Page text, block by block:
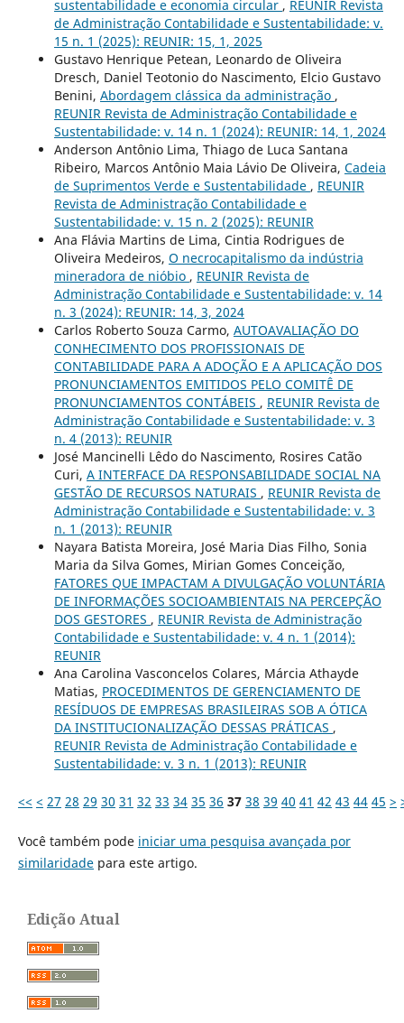
sustentabilidade e economia circular , REUNIR Revista
de Administração Contabilidade e Sustentabilidade: v.
15 n. 1 (2025): REUNIR: 15, 1, 2025
Gustavo Henrique Petean, Leonardo de Oliveira
Dresch, Daniel Teotonio do Nascimento, Elcio Gustavo
Benini, Abordagem clássica da administração ,
REUNIR Revista de Administração Contabilidade e
Sustentabilidade: v. 14 n. 1 (2024): REUNIR: 14, 1, 2024
Anderson Antônio Lima, Thiago de Luca Santana
Ribeiro, Marcos Antônio Maia Lávio De Oliveira, Cadeia
de Suprimentos Verde e Sustentabilidade , REUNIR
Revista de Administração Contabilidade e
Sustentabilidade: v. 15 n. 2 (2025): REUNIR
Ana Flávia Martins de Lima, Cintia Rodrigues de
Oliveira Medeiros, O necrocapitalismo da indústria
mineradora de nióbio , REUNIR Revista de
Administração Contabilidade e Sustentabilidade: v. 14
n. 3 (2024): REUNIR: 14, 3, 2024
Carlos Roberto Souza Carmo, AUTOAVALIAÇÃO DO
CONHECIMENTO DOS PROFISSIONAIS DE
CONTABILIDADE PARA A ADOÇÃO E A APLICAÇÃO DOS
PRONUNCIAMENTOS EMITIDOS PELO COMITÊ DE
PRONUNCIAMENTOS CONTÁBEIS , REUNIR Revista de
Administração Contabilidade e Sustentabilidade: v. 3
n. 4 (2013): REUNIR
José Mancinelli Lêdo do Nascimento, Rosires Catão
Curi, A INTERFACE DA RESPONSABILIDADE SOCIAL NA
GESTÃO DE RECURSOS NATURAIS , REUNIR Revista de
Administração Contabilidade e Sustentabilidade: v. 3
n. 1 (2013): REUNIR
Nayara Batista Moreira, José Maria Dias Filho, Sonia
Maria da Silva Gomes, Mirian Gomes Conceição,
FATORES QUE IMPACTAM A DIVULGAÇÃO VOLUNTÁRIA
DE INFORMAÇÕES SOCIOAMBIENTAIS NA PERCEPÇÃO
DOS GESTORES , REUNIR Revista de Administração
Contabilidade e Sustentabilidade: v. 4 n. 1 (2014):
REUNIR
Ana Carolina Vasconcelos Colares, Márcia Athayde
Matias, PROCEDIMENTOS DE GERENCIAMENTO DE
RESÍDUOS DE EMPRESAS BRASILEIRAS SOB A ÓTICA
DA INSTITUCIONALIZAÇÃO DESSAS PRÁTICAS ,
REUNIR Revista de Administração Contabilidade e
Sustentabilidade: v. 3 n. 1 (2013): REUNIR
<< < 27 28 29 30 31 32 33 34 35 36 37 38 39 40 41 42 43 44 45 >
Você também pode iniciar uma pesquisa avançada por
similaridadepara este artigo.
Edição Atual